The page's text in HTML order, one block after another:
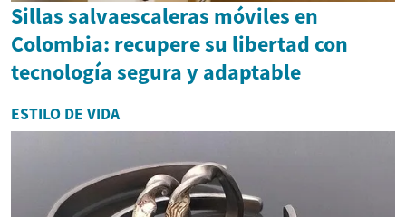
Sillas salvaescaleras móviles en
Colombia: recupere su libertad con
tecnología segura y adaptable
ESTILO DE VIDA